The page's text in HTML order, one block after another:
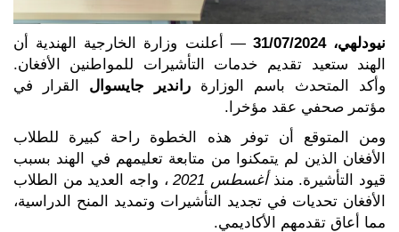
نيودلهي، 31/07/2024
— أعلنت وزارة الخارجية الهندية أن
الهند ستعيد تقديم خدمات التأشيرات للمواطنين الأفغان.
وأكد
المتحدث باسم الوزارة راندير جايسوال القرار في
مؤتمر صحفي عقد مؤخرا.
ومن المتوقع أن توفر هذه الخطوة راحة كبيرة للطلاب
الأفغان الذين لم يتمكنوا من متابعة تعليمهم في الهند بسبب
قيود التأشيرة. منذأغسطس 2021
، واجه العديد من الطلاب
الأفغان تحديات في تجديد التأشيرات وتمديد المنح الدراسية،
مما أعاق تقدمهم الأكاديمي.